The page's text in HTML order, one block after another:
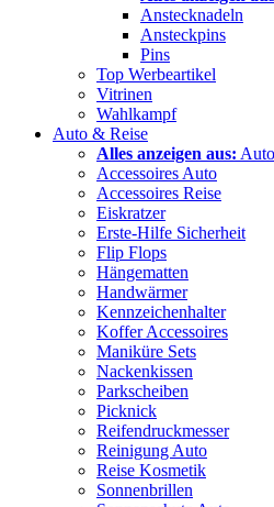
Anstecknadeln
Ansteckpins
Pins
Top Werbeartikel
Vitrinen
Wahlkampf
Auto & Reise
Alles anzeigen aus:
Accessoires Auto
Accessoires Reise
Eiskratzer
Erste-Hilfe Sicherheit
Flip Flops
Hängematten
Handwärmer
Kennzeichenhalter
Koffer Accessoires
Maniküre Sets
Nackenkissen
Parkscheiben
Picknick
Reifendruckmesser
Reinigung Auto
Reise Kosmetik
Sonnenbrillen